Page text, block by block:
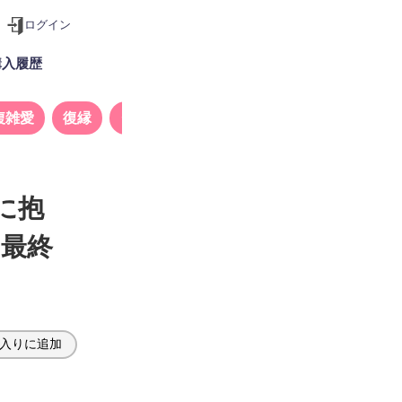
ログイン
履歴
雑愛 復縁
抱
終
りに追加